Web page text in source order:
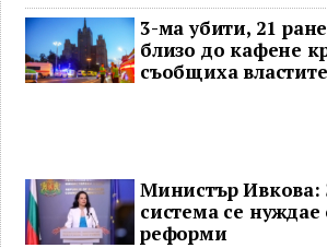
3-ма убити, 21
близо до кафене
съобщиха властите
Министър Ивкова:
система се нуждае
реформи